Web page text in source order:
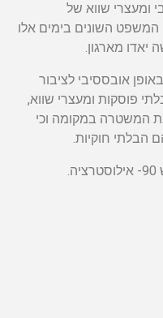
ומעצרי שווא של
השונים בימים אלו
יאדו מארגון.
אובססיבי לציבור
פוסקות ומעצרי שווא,
המשטרה במקומה וכי
הבלתי חוקיות.